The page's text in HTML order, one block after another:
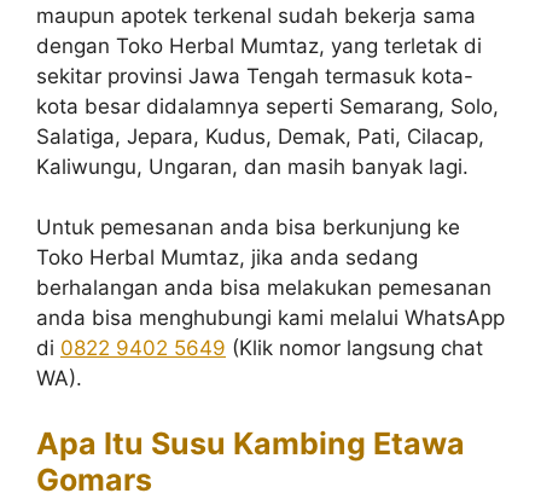
maupun apotek terkenal sudah bekerja sama
dengan Toko Herbal Mumtaz, yang terletak di
sekitar provinsi Jawa Tengah termasuk kota-
kota besar didalamnya seperti Semarang, Solo,
Salatiga, Jepara, Kudus, Demak, Pati, Cilacap,
Kaliwungu, Ungaran, dan masih banyak lagi.
Untuk pemesanan anda bisa berkunjung ke
Toko Herbal Mumtaz, jika anda sedang
berhalangan anda bisa melakukan pemesanan
anda bisa menghubungi kami melalui WhatsApp
di 0822 9402 5649 (Klik nomor langsung chat
WA).
Apa Itu Susu Kambing Etawa
Gomars